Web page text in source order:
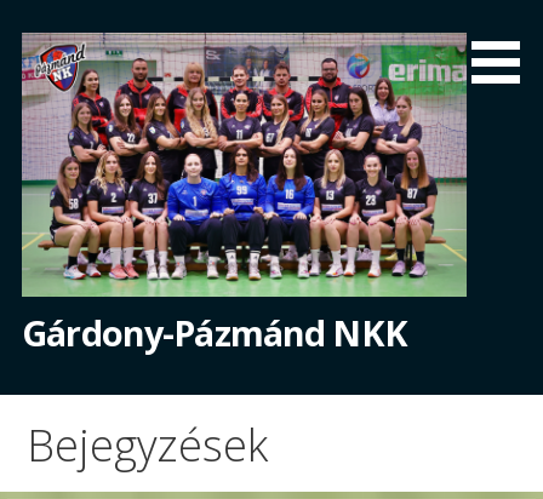
content
Gárdony-Pázmánd NKK
Bejegyzések